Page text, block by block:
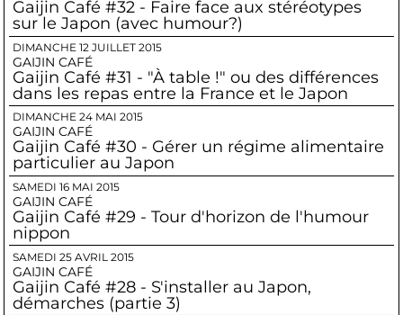
Gaijin Café #32 - Faire face aux stéréotypes
sur le Japon (avec humour?)
DIMANCHE 12 JUILLET 2015
GAIJIN CAFÉ
Gaijin Café #31 - "À table !" ou des différences
dans les repas entre la France et le Japon
DIMANCHE 24 MAI 2015
GAIJIN CAFÉ
Gaijin Café #30 - Gérer un régime alimentaire
particulier au Japon
SAMEDI 16 MAI 2015
GAIJIN CAFÉ
Gaijin Café #29 - Tour d'horizon de l'humour
nippon
SAMEDI 25 AVRIL 2015
GAIJIN CAFÉ
Gaijin Café #28 - S'installer au Japon,
démarches (partie 3)